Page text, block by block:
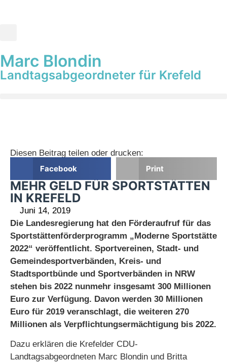
Marc Blondin
Landtagsabgeordneter für Krefeld
MEHR GELD FÜR SPORTSTÄTTEN
IN KREFELD
Juni 14, 2019
Die Landesregierung hat den Förderaufruf für das
Sportstättenförderprogramm „Moderne Sportstätte
2022“ veröffentlicht. Sportvereinen, Stadt- und
Gemeindesportverbänden, Kreis- und
Stadtsportbünde und Sportverbänden in NRW
stehen bis 2022 nunmehr insgesamt 300 Millionen
Euro zur Verfügung. Davon werden 30 Millionen
Euro für 2019 veranschlagt, die weiteren 270
Millionen als Verpflichtungsermächtigung bis 2022.
Dazu erklären die Krefelder CDU-
Landtagsabgeordneten Marc Blondin und Britta
Diesen Beitrag teilen oder drucken:
Facebook
Print